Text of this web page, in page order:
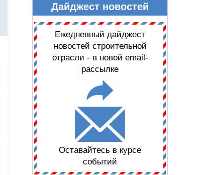
ДАЙДЖЕСТ НОВОСТЕЙДайджест новостей
Ежедневный дайджест
новостей строительной
отрасли - в новой email-
рассылке
Оставайтесь в курсе
событий